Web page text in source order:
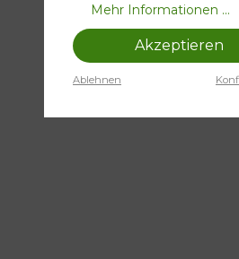
Mehr Informationen ...
Akzeptieren
Ablehnen